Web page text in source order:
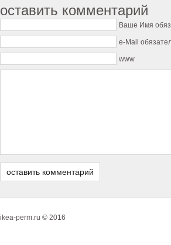
оставить комментарий
Ваше Имя
e-Mail
www
ikea-perm.ru © 2016